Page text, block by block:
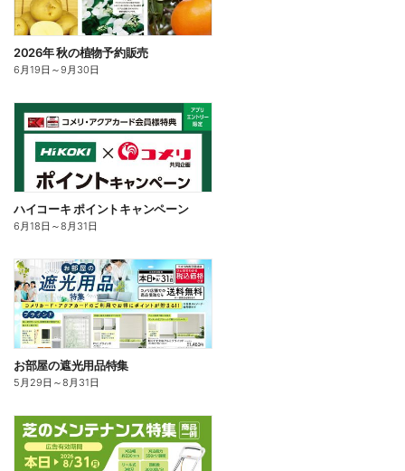
2026年 秋の植物予約販売
6月19日 ～9月30日
ハイコーキ ポイントキャンペーン
6月18日 ～8月31日
お部屋の遮光用品特集
5月29日 ～8月31日